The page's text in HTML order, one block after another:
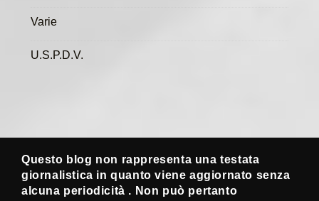
Varie
U.S.P.D.V.
Questo blog non rappresenta una testata
giornalistica in quanto viene aggiornato senza
alcuna periodicità . Non può pertanto